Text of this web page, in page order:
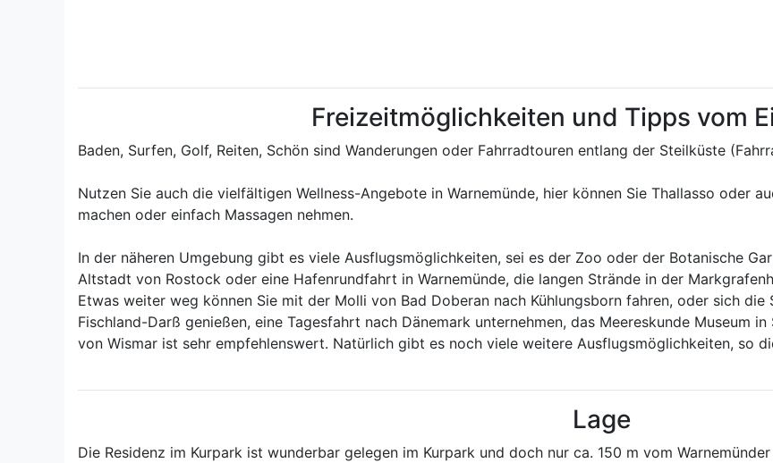
Freizeitmöglichkeiten und Tipps vom
Baden, Surfen, Golf, Reiten, Schön sind Wanderungen oder Fahrradtouren entlang der Steilküste
Nutzen Sie auch die vielfältigen Wellness-Angebote in Warnemünde, hier können Sie Thallasso oder
machen oder einfach Massagen nehmen.
In der näheren Umgebung gibt es viele Ausflugsmöglichkeiten, sei es der Zoo oder der Botanische
Altstadt von Rostock oder eine Hafenrundfahrt in Warnemünde, die langen Strände in der
Etwas weiter weg können Sie mit der Molli von Bad Doberan nach Kühlungsborn fahren, oder sich die
Fischland-Darß genießen, eine Tagesfahrt nach Dänemark unternehmen, das Meereskunde Museum
von Wismar ist sehr empfehlenswert. Natürlich gibt es noch viele weitere Ausflugsmöglichkeiten, so
Lage
Die Residenz im Kurpark ist wunderbar gelegen im Kurpark und doch nur ca. 150 m vom